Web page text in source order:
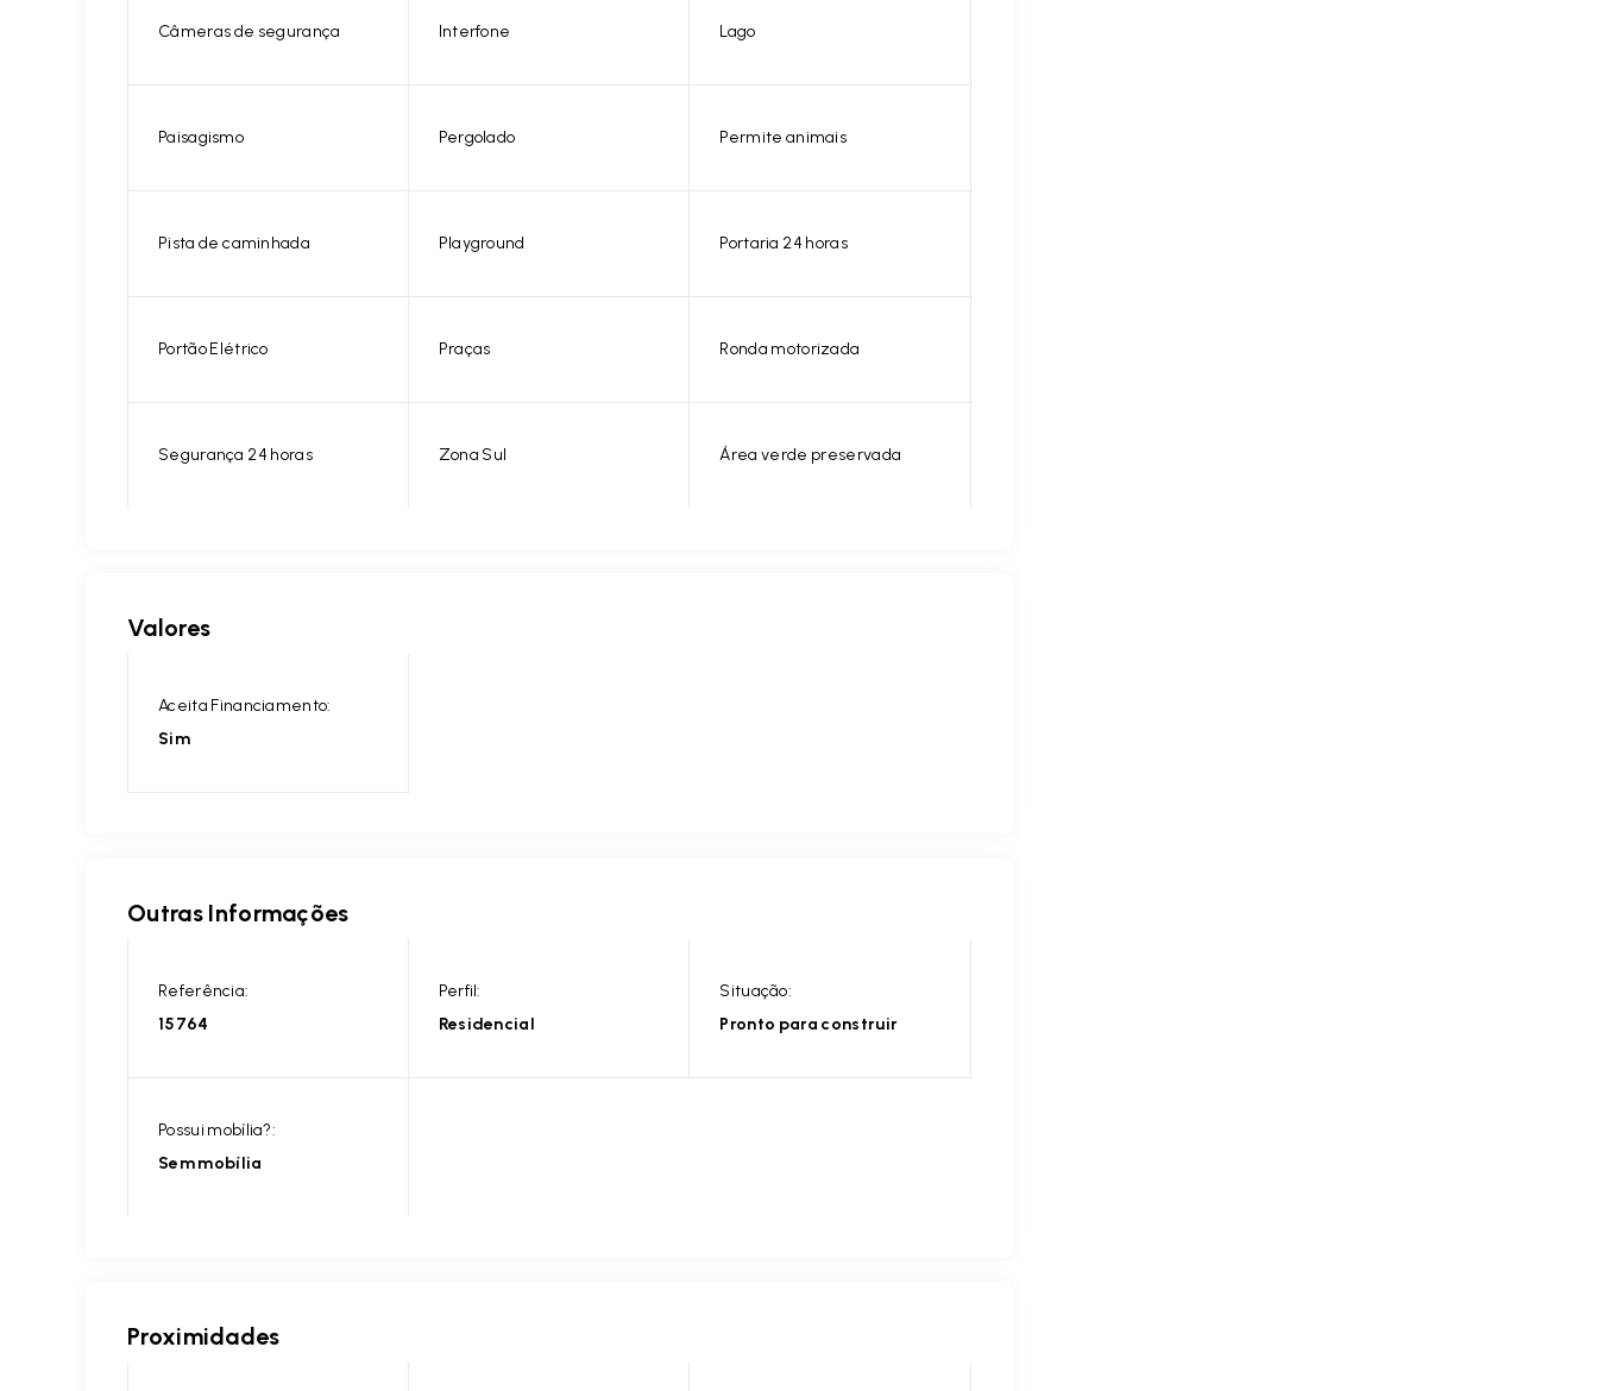
Câmeras de segurança Interfone Lago
Paisagismo Pergolado Permite animais
Pista de caminhada Playground Portaria 24 horas
Portão Elétrico Praças Ronda motorizada
Segurança 24 horas Zona Sul Área verde preservada
Valores
Aceita Financiamento:
Sim
Outras Informações
Referência:
15764
Perfil:
Residencial
Situação:
Pronto para construir
Possui mobília?:
Sem mobília
Proximidades